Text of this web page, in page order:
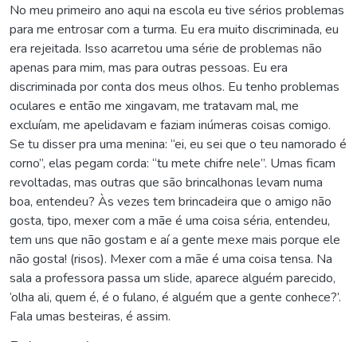
No meu primeiro ano aqui na escola eu tive sérios problemas
para me entrosar com a turma. Eu era muito discriminada, eu
era rejeitada. Isso acarretou uma série de problemas não
apenas para mim, mas para outras pessoas. Eu era
discriminada por conta dos meus olhos. Eu tenho problemas
oculares e então me xingavam, me tratavam mal, me
excluíam, me apelidavam e faziam inúmeras coisas comigo.
Se tu disser pra uma menina: “ei, eu sei que o teu namorado é
corno”, elas pegam corda: “tu mete chifre nele”. Umas ficam
revoltadas, mas outras que são brincalhonas levam numa
boa, entendeu? Às vezes tem brincadeira que o amigo não
gosta, tipo, mexer com a mãe é uma coisa séria, entendeu,
tem uns que não gostam e aí a gente mexe mais porque ele
não gosta! (risos). Mexer com a mãe é uma coisa tensa. Na
sala a professora passa um slide, aparece alguém parecido,
‘olha ali, quem é, é o fulano, é alguém que a gente conhece?’.
Fala umas besteiras, é assim.